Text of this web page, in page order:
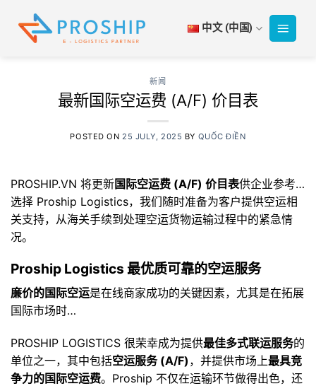
中文 (中国)
新闻
最新国际空运费 (A/F) 价目表
POSTED ON 25 JULY, 2025 BY QUỐC ĐIỀN
PROSHIP.VN 将更新国际空运费 (A/F) 价目表供企业参考…
选择 Proship Logistics，我们随时准备为客户提供空运相
关支持，从海关手续到处理空运货物运输过程中的紧急情
况。
Proship Logistics 最优质可靠的空运服务
廉价的国际空运是在线商家成功的关键因素，尤其是在拓展
国际市场时…
PROSHIP LOGISTICS 很荣幸成为提供最佳多式联运服务的
单位之一，其中包括空运服务 (A/F) ，并提供市场上最具竞
争力的国际空运费。Proship 不仅在运输环节做得出色，还